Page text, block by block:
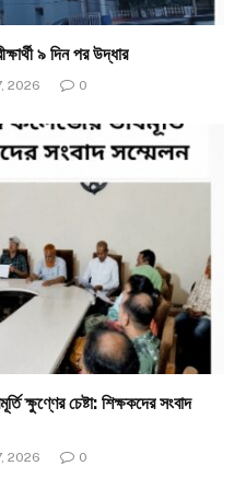
৯ দিন পর উদ্ধার
2026 0
ক্ষুণ্ণের চেষ্টা: শিক্ষকদের সংবাদ
2026 0